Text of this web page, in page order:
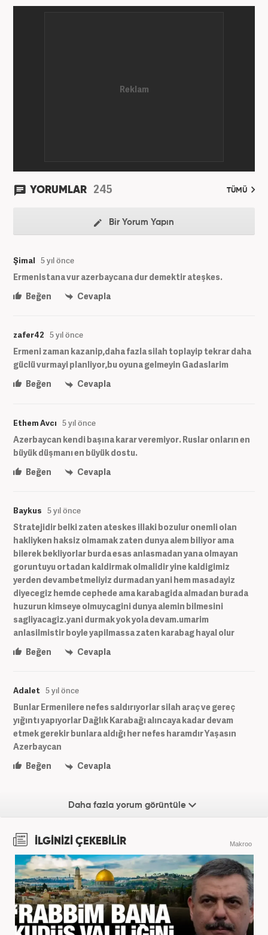
YORUMLAR 245 TÜMÜ
Bir Yorum Yapın
Şimal 5 yıl önce
Ermenistana vur azerbaycana dur demektir ateşkes.
Beğen
Cevapla
zafer42 5 yıl önce
Ermeni zaman kazanip,daha fazla silah toplayip tekrar daha
güclü vurmayi planliyor,bu oyuna gelmeyin Gadaslarim
Beğen
Cevapla
Ethem Avcı 5 yıl önce
Azerbaycan kendi başına karar veremiyor. Ruslar onların en
büyük düşmanı en büyük dostu.
Beğen
Cevapla
Baykus 5 yıl önce
Stratejidir belki zaten ateskes illaki bozulur onemli olan
hakliyken haksiz olmamak zaten dunya alem biliyor ama
bilerek bekliyorlar burda esas anlasmadan yana olmayan
goruntuyu ortadan kaldirmak olmalidir yine kaldigimiz
yerden devambetmeliyiz durmadan yani hem masadayiz
diyecegiz hemde cephede ama karabagida almadan burada
huzurun kimseye olmuycagini dunya alemin bilmesini
sagliyacagiz.yani durmak yok yola devam.umarim
anlasilmistir boyle yapilmassa zaten karabag hayal olur
Beğen
Cevapla
Adalet 5 yıl önce
Bunlar Ermenilere nefes saldırıyorlar silah araç ve gereç
yığıntı yapıyorlar Dağlık Karabağı alıncaya kadar devam
etmek gerekir bunlara aldığı her nefes haramdır Yaşasın
Azerbaycan
Beğen
Cevapla
Daha fazla yorum görüntüle
İLGİNİZİ ÇEKEBİLİR Makroo